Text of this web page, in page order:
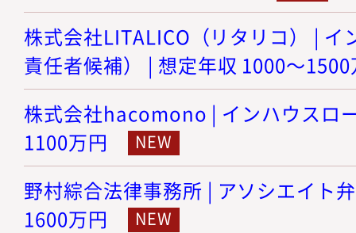
株式会社LITALICO（リタリコ） | イ
責任者候補） | 想定年収 1000～
株式会社hacomono | インハウスロ
1100万円
野村綜合法律事務所 | アソシエイト
1600万円